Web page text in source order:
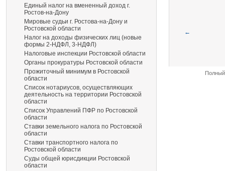
Единый налог на вмененный доход г.
Ростов-на-Дону
Мировые судьи г. Ростова-на-Дону и
Ростовской области
Налог на доходы физических лиц (новые
формы 2-НДФЛ, 3-НДФЛ)
Налоговые инспекции Ростовской области
Органы прокуратуры Ростовской области
Прожиточный минимум в Ростовской
области
Список нотариусов, осуществляющих
деятельность на территории Ростовской
области
Список Управлений ПФР по Ростовской
области
Ставки земельного налога по Ростовской
области
Ставки транспортного налога по
Ростовской области
Суды общей юрисдикции Ростовской
области
←